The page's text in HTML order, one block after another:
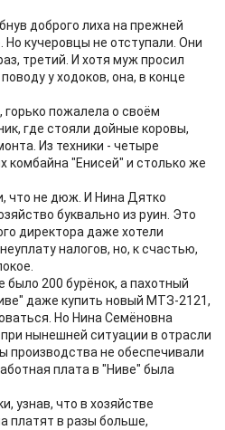
доброго лиха на прежней
Но кучеровцы не отступали. Они
третий. И хотя муж просил
у ходоков, она, в конце
горько пожалела о своём
где стояли дойные коровы,
Из техники - четыре
комбайна "Енисей" и столько же
что не дюж. И Нина Дятко
буквально из руин. Это
директора даже хотели
налогов, но, к счастью,
было 200 бурёнок, а пахотный
даже купить новый МТЗ-2121,
Но Нина Семёновна
нынешней ситуации в отрасли
производства не обеспечивали
плата в "Ниве" была
узнав, что в хозяйстве
платят в разы больше,